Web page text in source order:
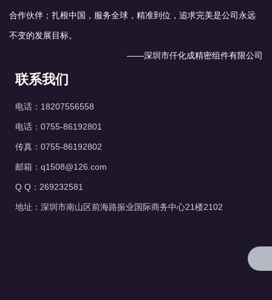
合作伙伴；扎根中国，服务全球，精准到位，追求完美是公司永远
不变的发展目标。
——深圳市仟化成精密组件有限公司
联系我们
电话：18207556558
电话：0755-86192801
传真：0755-86192802
邮箱：q1508@126.com
Q Q：269232581
地址：深圳市南山区前海路振业国际商务中心21楼2102